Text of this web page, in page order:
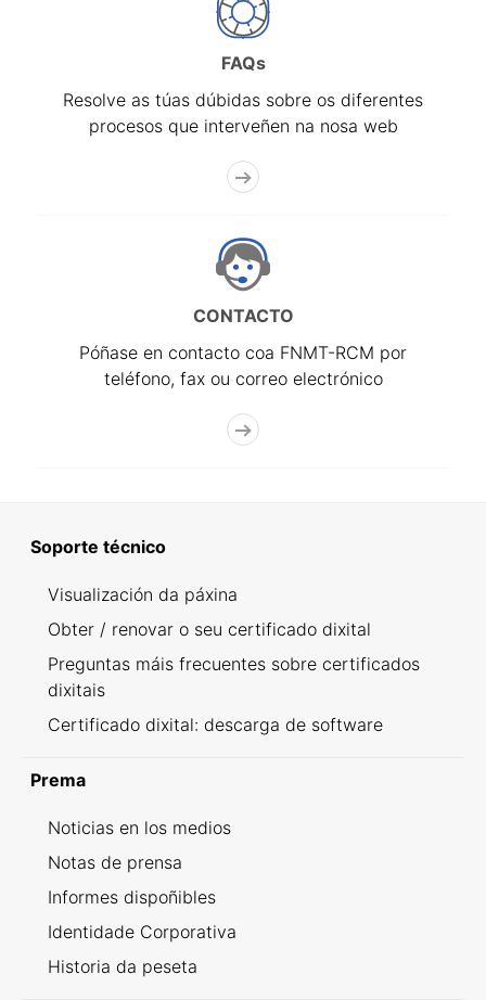
FAQs
Resolve as túas dúbidas sobre os diferentes
procesos que interveñen na nosa web
CONTACTO
Póñase en contacto coa FNMT-RCM por
teléfono, fax ou correo electrónico
Soporte técnico
Visualización da páxina
Obter / renovar o seu certificado dixital
Preguntas máis frecuentes sobre certificados
dixitais
Certificado dixital: descarga de software
Prema
Noticias en los medios
Notas de prensa
Informes dispoñibles
Identidade Corporativa
Historia da peseta